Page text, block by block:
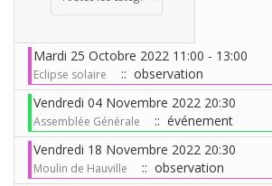
Mardi 25 Octobre 2022 11:00 - 13:00
Eclipse solaire
:: observation
Vendredi 04 Novembre 2022 20:30
Assemblée Générale
:: événement
Vendredi 18 Novembre 2022 20:30
Moulin de Hauville
:: observation